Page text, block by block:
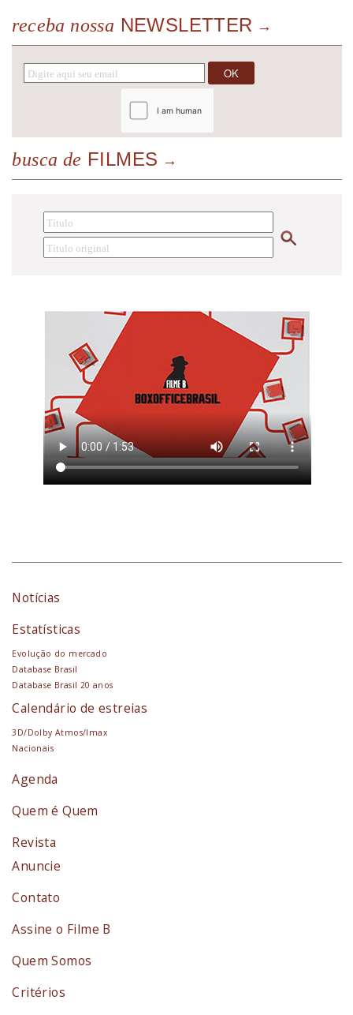
receba nossa NEWSLETTER
busca de FILMES
Notícias
Estatísticas
Evolução do mercado
Database Brasil
Database Brasil 20 anos
Calendário de estreias
3D/Dolby Atmos/Imax
Nacionais
Agenda
Quem é Quem
Revista
Anuncie
Contato
Assine o Filme B
Quem Somos
Critérios